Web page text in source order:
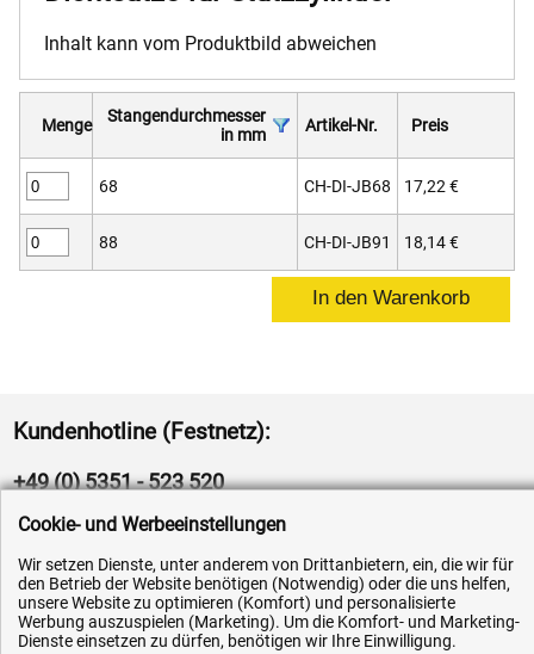
Inhalt kann vom Produktbild abweichen
Menge
Stangendurchmesser
in mm
Artikel-Nr. Preis
68 CH-DI-JB68 17,22 €
88 CH-DI-JB91 18,14 €
Kundenhotline (Festnetz):
+49 (0) 5351 - 523 520
Mo.-Fr. 07:30 - 16:00 Uhr
Fax (kostenlos):
+49 (0) 800 - 498 326 4
Cookie- und Werbeeinstellungen
Wir setzen Dienste, unter anderem von Drittanbietern, ein, die wir für
den Betrieb der Website benötigen (Notwendig) oder die uns helfen,
unsere Website zu optimieren (Komfort) und personalisierte
Werbung auszuspielen (Marketing). Um die Komfort- und Marketing-
Dienste einsetzen zu dürfen, benötigen wir Ihre Einwilligung.